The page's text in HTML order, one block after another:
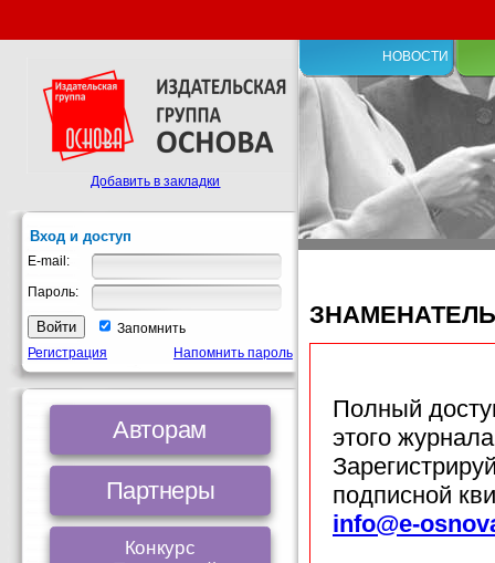
НОВОСТИ
Полный
этого
подписной
info@e-
Добавить в закладки
Вход и доступ
E-mail:
Пароль:
Запомнить
Регистрация
Напомнить пароль
Авторам
Партнеры
Конкурс